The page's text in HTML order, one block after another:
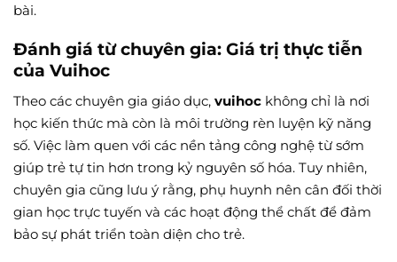
bài.
Đánh giá từ chuyên gia: Giá trị thực tiễn
của Vuihoc
Theo các chuyên gia giáo dục, vuihoc không chỉ là nơi
học kiến thức mà còn là môi trường rèn luyện kỹ năng
số. Việc làm quen với các nền tảng công nghệ từ sớm
giúp trẻ tự tin hơn trong kỷ nguyên số hóa. Tuy nhiên,
chuyên gia cũng lưu ý rằng, phụ huynh nên cân đối thời
gian học trực tuyến và các hoạt động thể chất để đảm
bảo sự phát triển toàn diện cho trẻ.